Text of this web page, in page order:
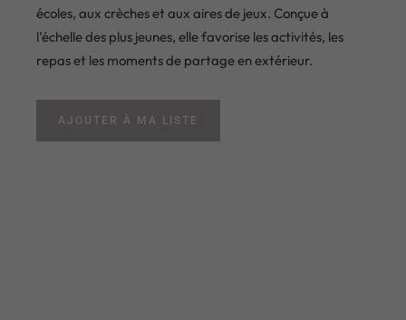
écoles, aux crèches et aux aires de jeux. Conçue à
l’échelle des plus jeunes, elle favorise les activités, les
repas et les moments de partage en extérieur.
AJOUTER À MA LISTE